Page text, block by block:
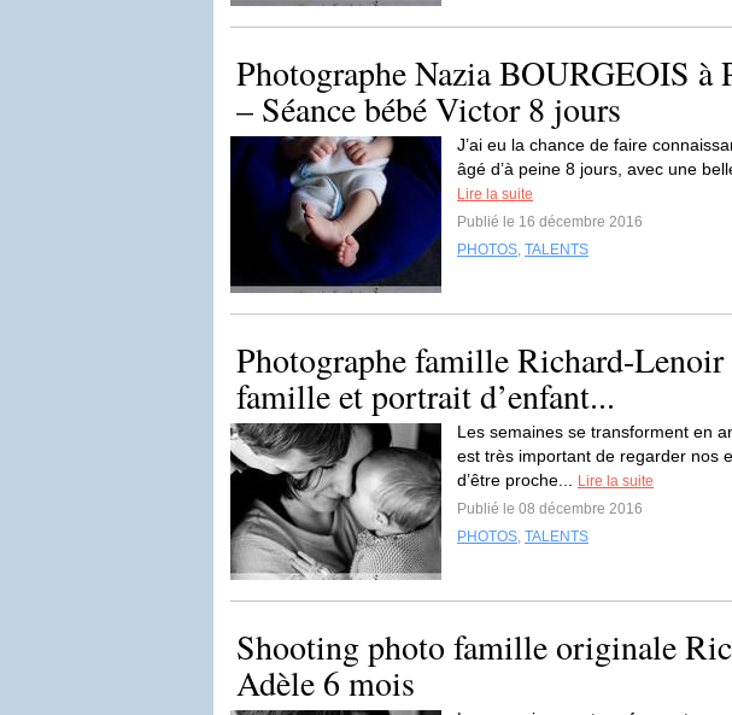
Photographe Nazia BOURGEOIS
– Séance bébé Victor 8 jours
J’ai eu la chance de faire
âgé d’à peine 8 jours, avec une
Lire la suite
Publié le 16 décembre 2016
PHOTOS, TALENTS
Photographe famille Richard-Lenoir
famille et portrait d’enfant...
Les semaines se transforment en
est très important de regarder nos
d’être proche...
Lire la suite
Publié le 08 décembre 2016
PHOTOS, TALENTS
Shooting photo famille originale
Adèle 6 mois